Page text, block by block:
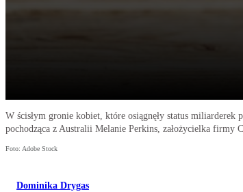
W ścisłym gronie kobiet, które osiągnęły status
pochodząca z Australii Melanie Perkins, założycielka firmy
Foto: Adobe Stock
Dominika Drygas